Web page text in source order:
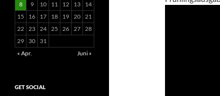
8
9 10 11 12 13
14
15
16 17 18 19 20 21
22 23 24 25 26 27 28
29
30
31
« Apr.
Juni »
GET SOCIAL